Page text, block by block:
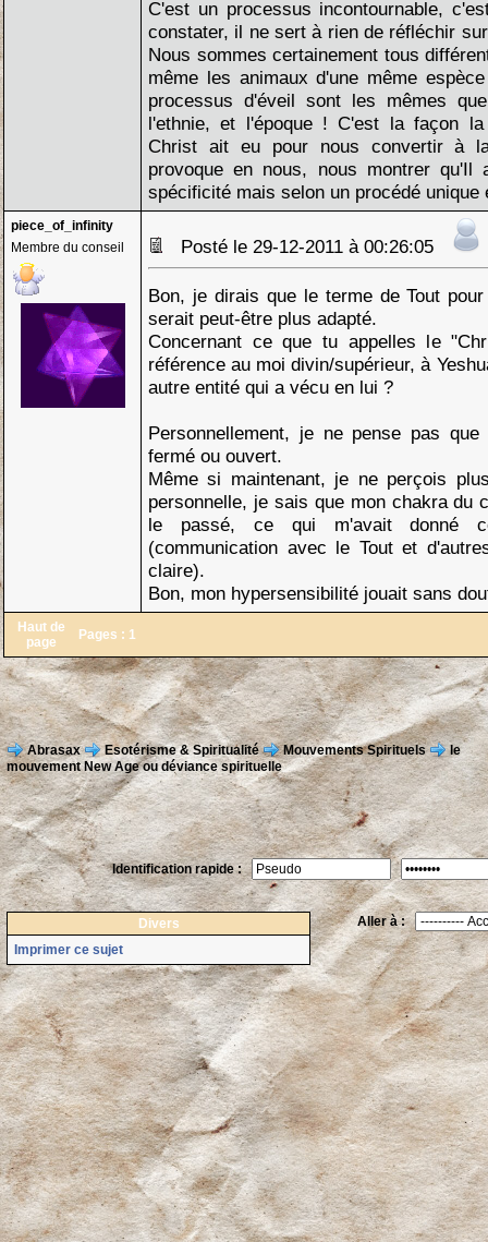
C'est un processus incontournable,
constater, il ne sert à rien de réfléchir
Nous sommes certainement tous
même les animaux d'une même
processus d'éveil sont les mêmes
l'ethnie, et l'époque ! C'est la façon
Christ ait eu pour nous convertir à
provoque en nous, nous montrer qu'Il
spécificité mais selon un procédé unique
piece_of_infinity
Membre du conseil
Posté le 29-12-2011 à 00:26:05
Bon, je dirais que le terme de Tout
serait peut-être plus adapté.
Concernant ce que tu appelles le
référence au moi divin/supérieur, à
autre entité qui a vécu en lui ?
Personnellement, je ne pense pas
fermé ou ouvert.
Même si maintenant, je ne perçois
personnelle, je sais que mon chakra du
le passé, ce qui m'avait donné
(communication avec le Tout et
claire).
Bon, mon hypersensibilité jouait sans
Haut de
page
Pages : 1
Abrasax Esotérisme & Spiritualité Mouvements Spirituels
le
mouvement New Age ou déviance spirituelle
Identification rapide :
Divers
Imprimer ce sujet
Aller à :